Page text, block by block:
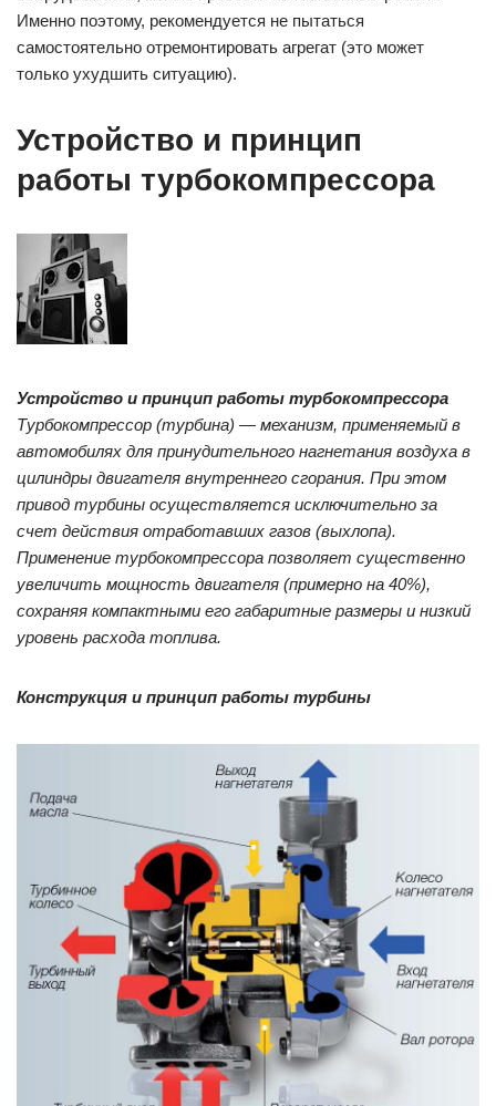
Именно поэтому, рекомендуется не пытаться
самостоятельно отремонтировать агрегат (это может
только ухудшить ситуацию).
Устройство и принцип
работы турбокомпрессора
Устройство и принцип работы турбокомпрессора
Турбокомпрессор (турбина) — механизм, применяемый в
автомобилях для принудительного нагнетания воздуха в
цилиндры двигателя внутреннего сгорания. При этом
привод турбины осуществляется исключительно за
счет действия отработавших газов (выхлопа).
Применение турбокомпрессора позволяет существенно
увеличить мощность двигателя (примерно на 40%),
сохраняя компактными его габаритные размеры и низкий
уровень расхода топлива.
Конструкция и принцип работы турбины